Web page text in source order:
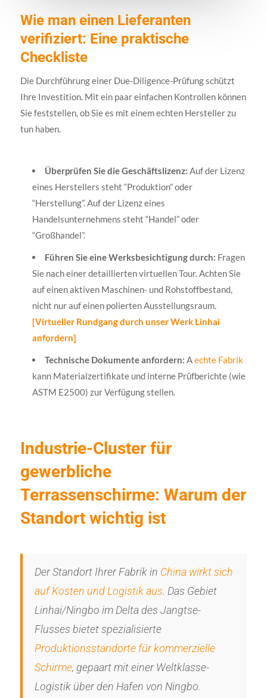
Wie man einen Lieferanten
verifiziert: Eine praktische
Checkliste
Die Durchführung einer Due-Diligence-Prüfung schützt
Ihre Investition. Mit ein paar einfachen Kontrollen können
Sie feststellen, ob Sie es mit einem echten Hersteller zu
tun haben.
Überprüfen Sie die Geschäftslizenz: Auf der Lizenz
eines Herstellers steht “Produktion” oder
“Herstellung”. Auf der Lizenz eines
Handelsunternehmens steht “Handel” oder
“Großhandel”.
Führen Sie eine Werksbesichtigung durch: Fragen
Sie nach einer detaillierten virtuellen Tour. Achten Sie
auf einen aktiven Maschinen- und Rohstoffbestand,
nicht nur auf einen polierten Ausstellungsraum.
[Virtueller Rundgang durch unser Werk Linhai
anfordern]
Technische Dokumente anfordern: Aechte Fabrik
kann Materialzertifikate und interne Prüfberichte (wie
ASTM E2500) zur Verfügung stellen.
Industrie-Cluster für
gewerbliche
Terrassenschirme: Warum der
Standort wichtig ist
Der Standort Ihrer Fabrik in China wirkt sich
auf Kosten und Logistik aus. Das Gebiet
Linhai/Ningbo im Delta des Jangtse-
Flusses bietet spezialisierte
Produktionsstandorte für kommerzielle
Schirme, gepaart mit einer Weltklasse-
Logistik über den Hafen von Ningbo.